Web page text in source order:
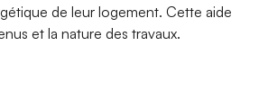
de leur logement. Cette aide
et la nature des travaux.